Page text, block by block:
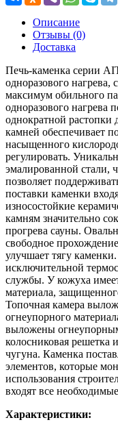
Описание
Отзывы (0)
Доставка
Печь-каменка серии
одноразового нагрева,
максимум обильного
одноразового нагрева
однократной растопки
камней обеспечивает
насыщенного
регулировать.
эмалированной стали,
позволяет
поставки каменки
износостойкие
камням значительно
прогрева сауны.
свободное
улучшает тягу
исключительной
службы. У кожуха
материала,
Топочная камера
огнеупорного
выложены
колосниковая
чугуна. Каменка
элементов, которые
использования
входят все
Характеристики: